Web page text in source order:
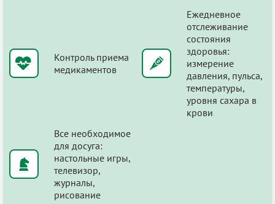
Контроль приема
медикаментов
Ежедневное
отслеживание
состояния
здоровья:
измерение
давления, пульса,
температуры,
уровня сахара в
крови
Все необходимое
для досуга:
настольные игры,
телевизор,
журналы,
рисование